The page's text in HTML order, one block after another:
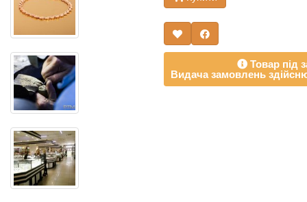
Товар під
Видача замовлень